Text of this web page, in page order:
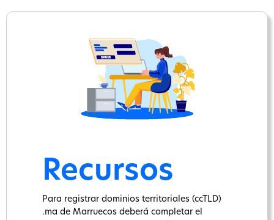
Recursos
Para registrar dominios territoriales (ccTLD)
.ma de Marruecos deberá completar el